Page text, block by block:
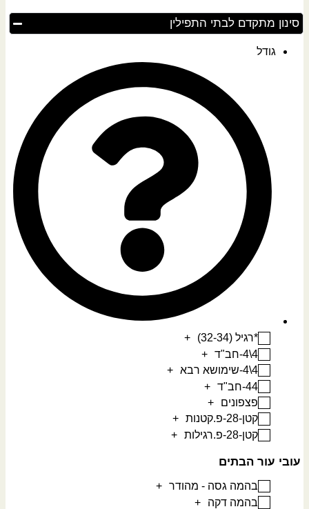
סינון מתקדם לבתי התפילין
גודל
*רגיל (32-34)
+
4\4-חב"ד
+
4\4-שימושא רבא
+
44-חב"ד
+
פצפונים
+
קטן-28-פ.קטנות
+
קטן-28-פ.רגילות
+
עובי עור הבתים
בהמה גסה - מהודר
+
בהמה דקה
+